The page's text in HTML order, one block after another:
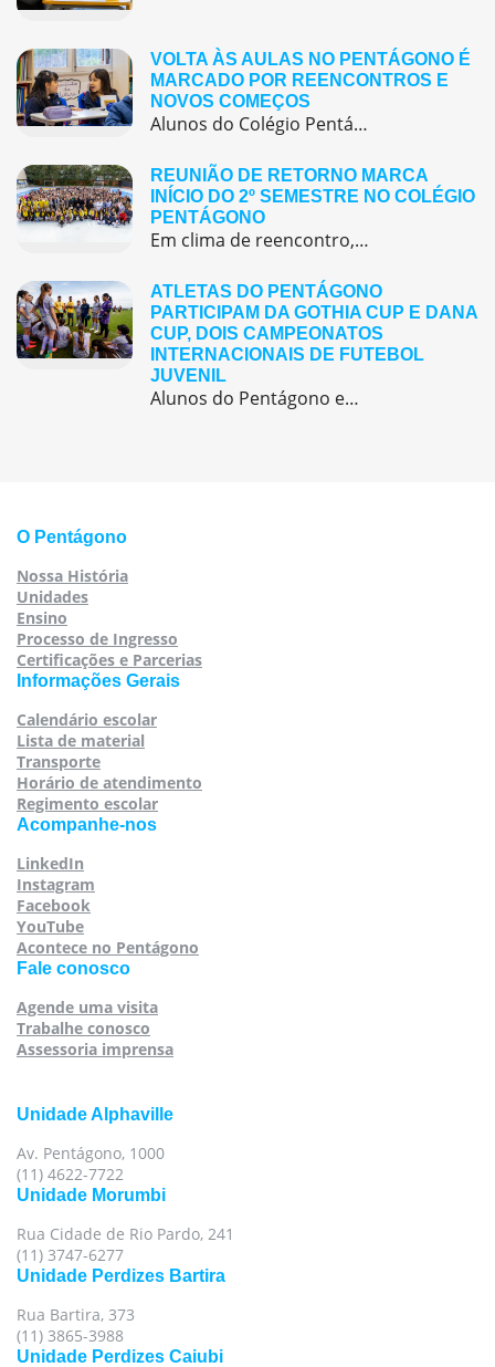
VOLTA ÀS AULAS NO PENTÁGONO É
MARCADO POR REENCONTROS E
NOVOS COMEÇOS
Alunos do Colégio Pentágono retornaram às aulas trazendo o entusiasmo dos reencontros e o desejo de seguir aprendendo com significado.
REUNIÃO DE RETORNO MARCA
INÍCIO DO 2º SEMESTRE NO COLÉGIO
PENTÁGONO
Em clima de reencontro, a equipe pedagógica participou da abertura do semestre letivo com treinamentos e simulação de emergência
ATLETAS DO PENTÁGONO
PARTICIPAM DA GOTHIA CUP E DANA
CUP, DOIS CAMPEONATOS
INTERNACIONAIS DE FUTEBOL
JUVENIL
Alunos do Pentágono embarcaram para a Europa, onde participaram de duas das maiores competições internacionais de futebol juvenil
O Pentágono
Nossa História
Unidades
Ensino
Processo de Ingresso
Certificações e Parcerias
Informações Gerais
Calendário escolar
Lista de material
Transporte
Horário de atendimento
Regimento escolar
Acompanhe-nos
LinkedIn
Instagram
Facebook
YouTube
Acontece no Pentágono
Fale conosco
Agende uma visita
Trabalhe conosco
Assessoria imprensa
Unidade Alphaville
Av. Pentágono, 1000
(11) 4622-7722
Unidade Morumbi
Rua Cidade de Rio Pardo, 241
(11) 3747-6277
Unidade Perdizes Bartira
Rua Bartira, 373
(11) 3865-3988
Unidade Perdizes Caiubi